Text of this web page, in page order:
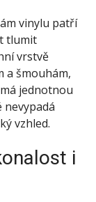
vinylu patří
tlumit
vrstvě
a šmouhám,
jednotnou
vzhled.
i